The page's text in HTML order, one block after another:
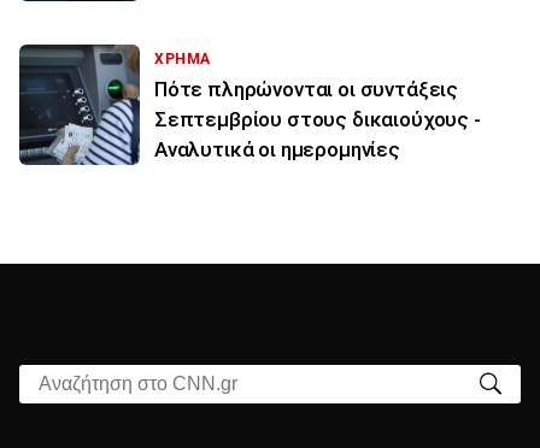
ΧΡΗΜΑ
Πότε πληρώνονται οι συντάξεις
Σεπτεμβρίου στους δικαιούχους -
Αναλυτικά οι ημερομηνίες
Αναζήτηση στο CNN.gr